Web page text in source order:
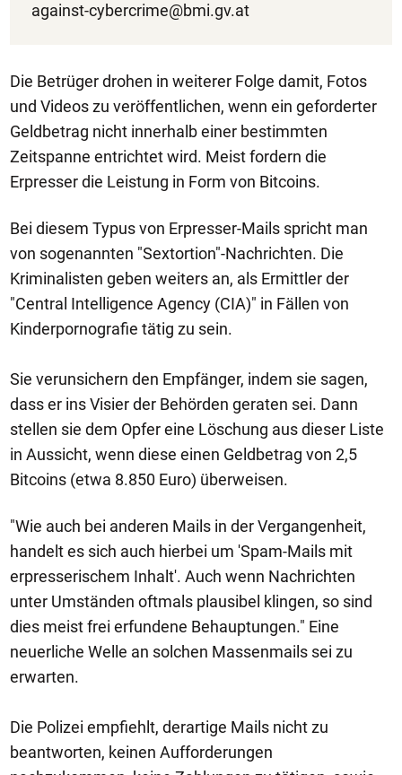
against-cybercrime@bmi.gv.at
Die Betrüger drohen in weiterer Folge damit, Fotos
und Videos zu veröffentlichen, wenn ein geforderter
Geldbetrag nicht innerhalb einer bestimmten
Zeitspanne entrichtet wird. Meist fordern die
Erpresser die Leistung in Form von Bitcoins.
Bei diesem Typus von Erpresser-Mails spricht man
von sogenannten "Sextortion"-Nachrichten. Die
Kriminalisten geben weiters an, als Ermittler der
"Central Intelligence Agency (CIA)" in Fällen von
Kinderpornografie tätig zu sein.
Sie verunsichern den Empfänger, indem sie sagen,
dass er ins Visier der Behörden geraten sei. Dann
stellen sie dem Opfer eine Löschung aus dieser Liste
in Aussicht, wenn diese einen Geldbetrag von 2,5
Bitcoins (etwa 8.850 Euro) überweisen.
"Wie auch bei anderen Mails in der Vergangenheit,
handelt es sich auch hierbei um 'Spam-Mails mit
erpresserischem Inhalt'. Auch wenn Nachrichten
unter Umständen oftmals plausibel klingen, so sind
dies meist frei erfundene Behauptungen." Eine
neuerliche Welle an solchen Massenmails sei zu
erwarten.
Die Polizei empfiehlt, derartige Mails nicht zu
beantworten, keinen Aufforderungen